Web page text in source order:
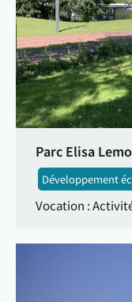
Parc Elisa
Développement
Vocation :